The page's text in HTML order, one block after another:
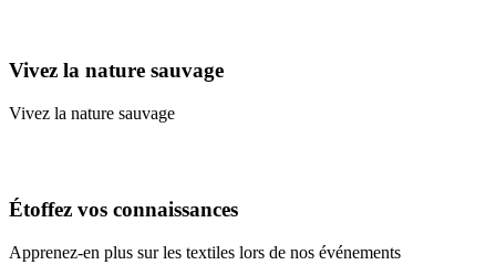
Vivez la nature sauvage
Vivez la nature sauvage
Étoffez vos connaissances
Apprenez-en plus sur les textiles lors de nos événements